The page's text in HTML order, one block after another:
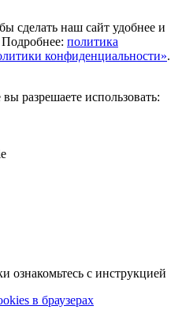
сделать наш сайт удобнее и
Подробнее: политика
конфиденциальности».
разрешаете использовать:
ознакомьтесь с инструкцией
в браузерах